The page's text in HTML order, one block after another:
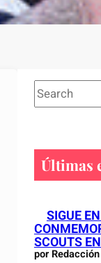
S
e
h
Últimas
SIGUE
SCOUTS
por Redacción